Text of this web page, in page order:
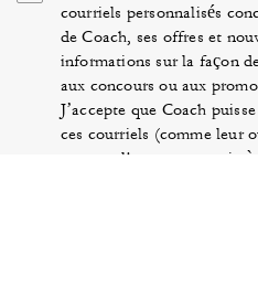
courriels personnalisés
de Coach, ses offres et
informations sur la façon
aux concours ou aux
J’accepte que Coach
ces courriels (comme leur
mesurer l'engagement vis-